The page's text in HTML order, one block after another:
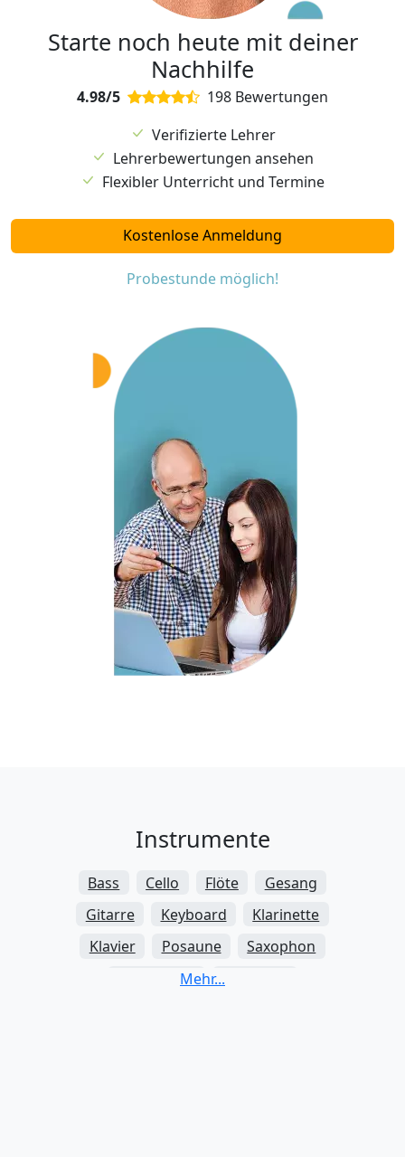
Starte noch heute mit deiner
Nachhilfe
4.98/5
198 Bewertungen
Verifizierte Lehrer
Lehrerbewertungen ansehen
Flexibler Unterricht und Termine
Kostenlose Anmeldung
Probestunde möglich!
Instrumente
Bass Cello Flöte
Gesang
Gitarre
Keyboard
Klarinette
Klavier
Posaune
Saxophon
Schlagzeug
Trompete